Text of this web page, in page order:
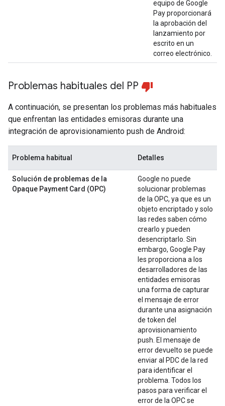
equipo de Google
Pay proporcionará
la aprobación del
lanzamiento por
escrito en un
correo electrónico.
Problemas habituales del PP
A continuación, se presentan los problemas más habituales
que enfrentan las entidades emisoras durante una
integración de aprovisionamiento push de Android:
Problema habitual Detalles
Solución de problemas de la
Opaque Payment Card (OPC)
Google no puede
solucionar problemas
de la OPC, ya que es un
objeto encriptado y solo
las redes saben cómo
crearlo y pueden
desencriptarlo. Sin
embargo, Google Pay
les proporciona a los
desarrolladores de las
entidades emisoras
una forma de capturar
el mensaje de error
durante una asignación
de token del
aprovisionamiento
push. El mensaje de
error devuelto se puede
enviar al PDC de la red
para identificar el
problema. Todos los
pasos para verificar el
error de la OPC se